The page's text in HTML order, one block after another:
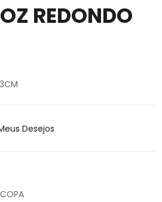
REDONDO
Desejos